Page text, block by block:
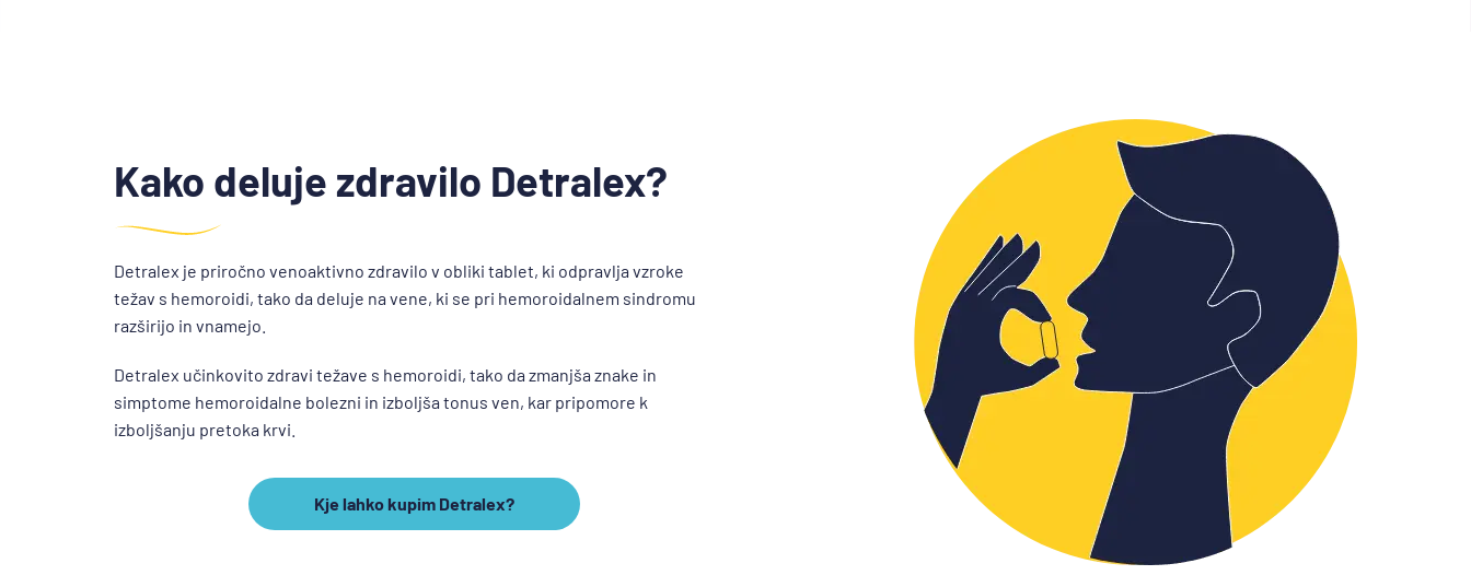
Kako deluje zdravilo Detralex?
Detralex je priročno venoaktivno zdravilo v obliki tablet, ki odpravlja vzroke
težav s hemoroidi, tako da deluje na vene, ki se pri hemoroidalnem sindromu
razširijo in vnamejo.
Detralex učinkovito zdravi težave s hemoroidi, tako da zmanjša znake in
simptome hemoroidalne bolezni in izboljša tonus ven, kar pripomore k
izboljšanju pretoka krvi.
Kje lahko kupim Detralex?
Kje